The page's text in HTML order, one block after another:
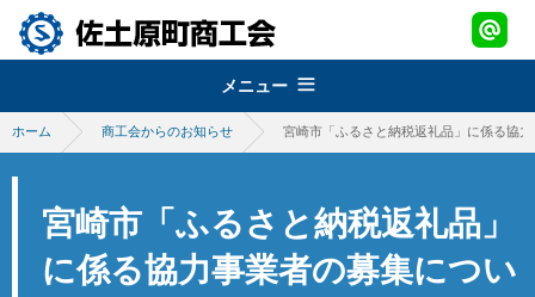
メニュー
組織概要
about
佐土原町商工会
青年部
support
経営発達支援事業
地域振興事業
promotion
ホーム 商工会からのお知らせ 宮崎市「ふるさと納税返礼品」に係る協
宮崎市「ふるさと納税返礼品」
に係る協力事業者の募集につい